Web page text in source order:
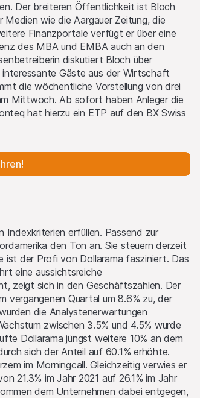
Der breiteren Öffentlichkeit ist Bloch
wie die Aargauer Zeitung, die
Finanzportale verfügt er über eine
des MBA und EMBA auch an den
diskutiert Bloch über
Gäste aus der Wirtschaft
die wöchentliche Vorstellung von drei
Mittwoch. Ab sofort haben Anleger die
hat hierzu ein ETP auf den BX Swiss
erfüllen. Passend zur
den Ton an. Sie steuern derzeit
ist der Profi von Dollarama fasziniert. Das
eine aussichtsreiche
zeigt sich in den Geschäftszahlen. Der
vergangenen Quartal um 8.6% zu, der
die Analystenerwartungen
zwischen 3.5% und 4.5% wurde
Dollarama jüngst weitere 10% an dem
sich der Anteil auf 60.1% erhöhte.
im Morningcall. Gleichzeitig verwies er
21.3% im Jahr 2021 auf 26.1% im Jahr
dem Unternehmen dabei entgegen,